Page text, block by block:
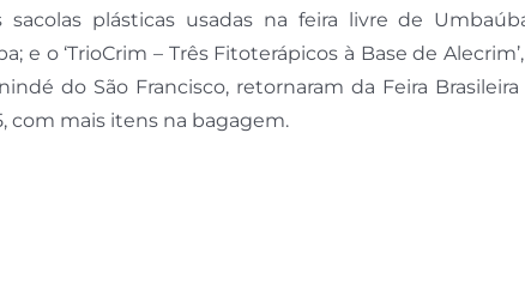
plásticas usadas na feira livre de
e o ‘TrioCrim – Três Fitoterápicos à Base de
do São Francisco, retornaram da Feira
com mais itens na bagagem.